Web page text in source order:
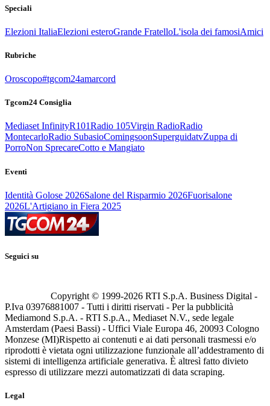
Speciali
Elezioni ItaliaElezioni esteroGrande FratelloL'isola dei famosiAmici
Rubriche
Oroscopo#tgcom24amarcord
Tgcom24 Consiglia
Mediaset InfinityR101Radio 105Virgin RadioRadio
MontecarloRadio SubasioComingsoonSuperguidatvZuppa di
PorroNon SprecareCotto e Mangiato
Eventi
Identità Golose 2026Salone del Risparmio 2026Fuorisalone
2026L'Artigiano in Fiera 2025
Seguici su
Copyright © 1999-2026 RTI S.p.A. Business Digital -
P.Iva 03976881007 - Tutti i diritti riservati - Per la pubblicità
Mediamond S.p.A. - RTI S.p.A., Mediaset N.V., sede legale
Amsterdam (Paesi Bassi) - Uffici Viale Europa 46, 20093 Cologno
Monzese (MI)Rispetto ai contenuti e ai dati personali trasmessi e/o
riprodotti è vietata ogni utilizzazione funzionale all’addestramento di
sistemi di intelligenza artificiale generativa. È altresì fatto divieto
espresso di utilizzare mezzi automatizzati di data scraping.
Legal